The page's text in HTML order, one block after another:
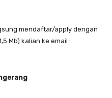
mendaftar/apply dengan
Mb) kalian ke email :